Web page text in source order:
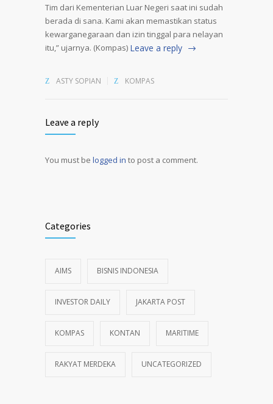
Tim dari Kementerian Luar Negeri saat ini sudah
berada di sana. Kami akan memastikan status
kewarganegaraan dan izin tinggal para nelayan
itu,” ujarnya. (Kompas) Leave a reply
ASTY SOPIAN KOMPAS
Leave a reply
You must be logged in to post a comment.
Categories
AIMS BISNIS INDONESIA
INVESTOR DAILY JAKARTA POST
KOMPAS KONTAN MARITIME
RAKYAT MERDEKA UNCATEGORIZED